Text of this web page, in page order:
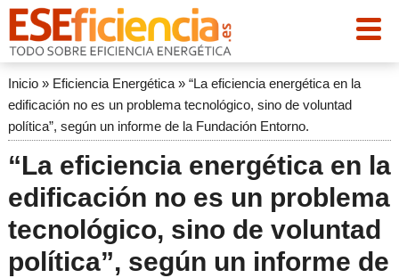
Inicio» Eficiencia Energética» “La eficiencia energética en la
edificación no es un problema tecnológico, sino de voluntad
política”, según un informe de la Fundación Entorno.
“La eficiencia energética en la
edificación no es un problema
tecnológico, sino de voluntad
política”, según un informe de